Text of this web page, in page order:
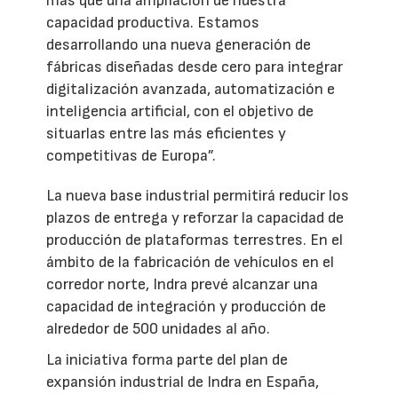
capacidad productiva. Estamos
desarrollando una nueva generación de
fábricas diseñadas desde cero para integrar
digitalización avanzada, automatización e
inteligencia artificial, con el objetivo de
situarlas entre las más eficientes y
competitivas de Europa”.
La nueva base industrial permitirá reducir los
plazos de entrega y reforzar la capacidad de
producción de plataformas terrestres. En el
ámbito de la fabricación de vehículos en el
corredor norte, Indra prevé alcanzar una
capacidad de integración y producción de
alrededor de 500 unidades al año.
La iniciativa forma parte del plan de
expansión industrial de Indra en España,